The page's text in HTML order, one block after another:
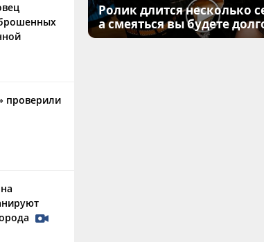
проверили
Ролик длится несколько
а смеяться вы будете